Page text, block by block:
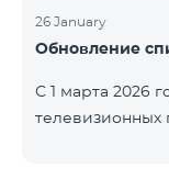
контролем
точные сроки
предоставлена
Благодарим за
26 January
Обновление
С 1 марта 2026
телевизионных